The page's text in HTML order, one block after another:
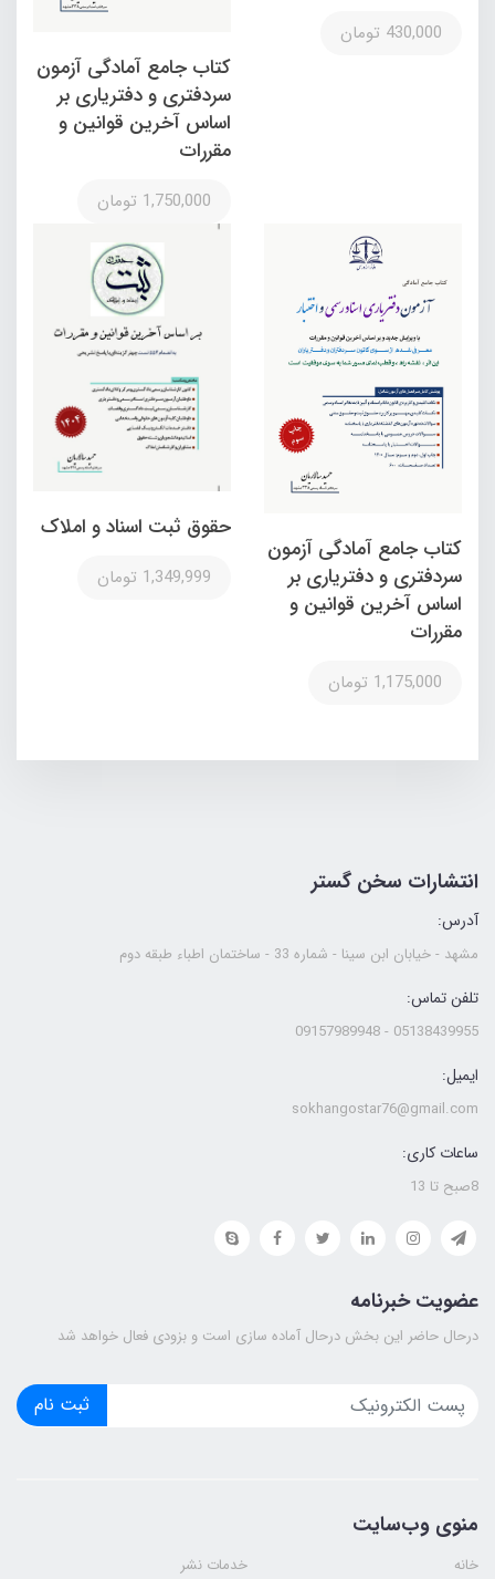
430,000 تومان
کتاب جامع آمادگی آزمون
سردفتری و دفتریاری بر
اساس آخرین قوانین و
مقررات
1,750,000 تومان
کتاب جامع آمادگی آزمون
سردفتری و دفتریاری بر
اساس آخرین قوانین و
مقررات
1,175,000 تومان
حقوق ثبت اسناد و املاک
1,349,999 تومان
انتشارات سخن گستر
آدرس:
مشهد - خیابان ابن سینا - شماره 33 - ساختمان اطباء طبقه دوم
تلفن تماس:
05138439955 - 09157989948
ایمیل:
sokhangostar76@gmail.com
ساعات کاری:
8صبح تا 13
عضویت خبرنامه
درحال حاضر این بخش درحال آماده سازی است و بزودی فعال خواهد شد
ثبت نام
منوی وب‌سایت
خانه خدمات نشر